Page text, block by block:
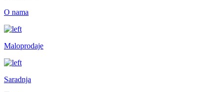
O nama
Maloprodaje
Saradnja